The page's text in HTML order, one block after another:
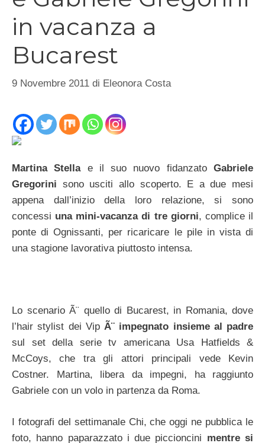
in vacanza a
Bucarest
9 Novembre 2011 di Eleonora Costa
Martina Stella e il suo nuovo fidanzatoGabriele
Gregorini sono usciti allo scoperto. E a due mesi
appena dall’inizio della loro relazione, si sono
concessi una mini-vacanza di tre giorni, complice il
ponte di Ognissanti, per ricaricare le pile in vista di
una stagione lavorativa piuttosto intensa.
Lo scenario Ã¨ quello di Bucarest, in Romania, dove
l’hair stylist dei VipÃ¨ impegnato insieme al padre
sul set della serie tv americana Usa Hatfields &
McCoys, che tra gli attori principali vede Kevin
Costner. Martina, libera da impegni, ha raggiunto
Gabriele con un volo in partenza da Roma.
I fotografi del settimanale Chi, che oggi ne pubblica le
foto, hanno paparazzato i due piccioncini mentre si